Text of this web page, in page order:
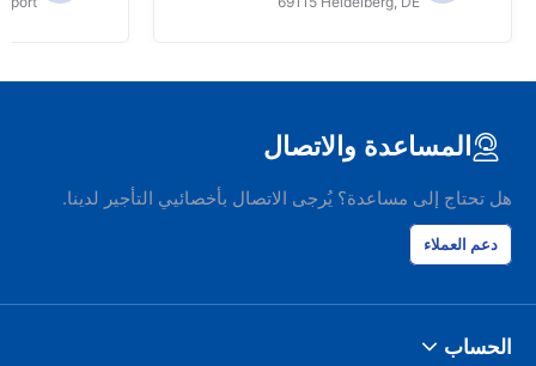
المساعدة والاتصال
هل تحتاج إلى مساعدة؟ يُرجى الاتصال بأخصائيي التأجير لدينا.
دعم العملاء
الحساب